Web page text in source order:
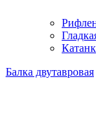
Балка двутавровая